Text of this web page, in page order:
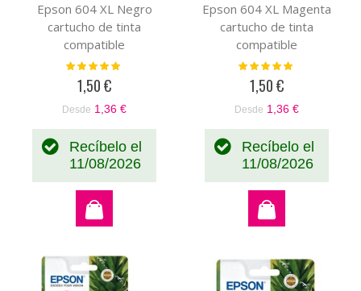
Epson 604 XL Negro
cartucho de tinta
compatible
(C13T10H14010)
Valoración:
1,50 €
Desde 1,36 €
Recíbelo el
11/08/2026
Epson 604 XL Magenta
cartucho de tinta
compatible
(C13T10H34010)
Valoración:
1,50 €
Desde 1,36 €
Recíbelo el
11/08/2026